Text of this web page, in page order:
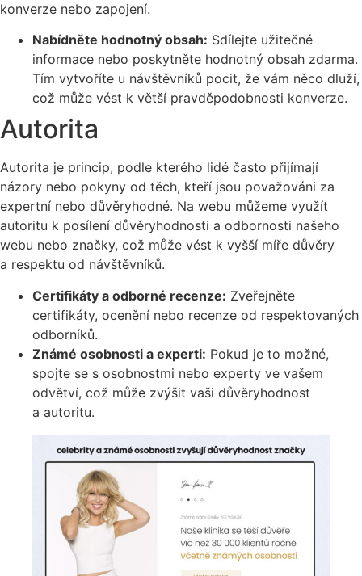
konverze nebo zapojení.
Nabídněte hodnotný obsah: Sdílejte užitečné
informace nebo poskytněte hodnotný obsah zdarma.
Tím vytvoříte u návštěvníků pocit, že vám něco dluží,
což může vést k větší pravděpodobnosti konverze.
Autorita
Autorita je princip, podle kterého lidé často přijímají
názory nebo pokyny od těch, kteří jsou považováni za
expertní nebo důvěryhodné. Na webu můžeme využít
autoritu k posílení důvěryhodnosti a odbornosti našeho
webu nebo značky, což může vést k vyšší míře důvěry
a respektu od návštěvníků.
Certifikáty a odborné recenze: Zveřejněte
certifikáty, ocenění nebo recenze od respektovaných
odborníků.
Známé osobnosti a experti: Pokud je to možné,
spojte se s osobnostmi nebo experty ve vašem
odvětví, což může zvýšit vaši důvěryhodnost
a autoritu.